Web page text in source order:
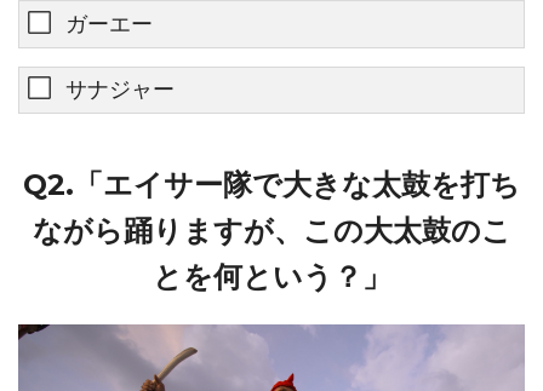
ガーエー
サナジャー
Q2.「エイサー隊で大きな太鼓を打ち
ながら踊りますが、この大太鼓のこ
とを何という？」